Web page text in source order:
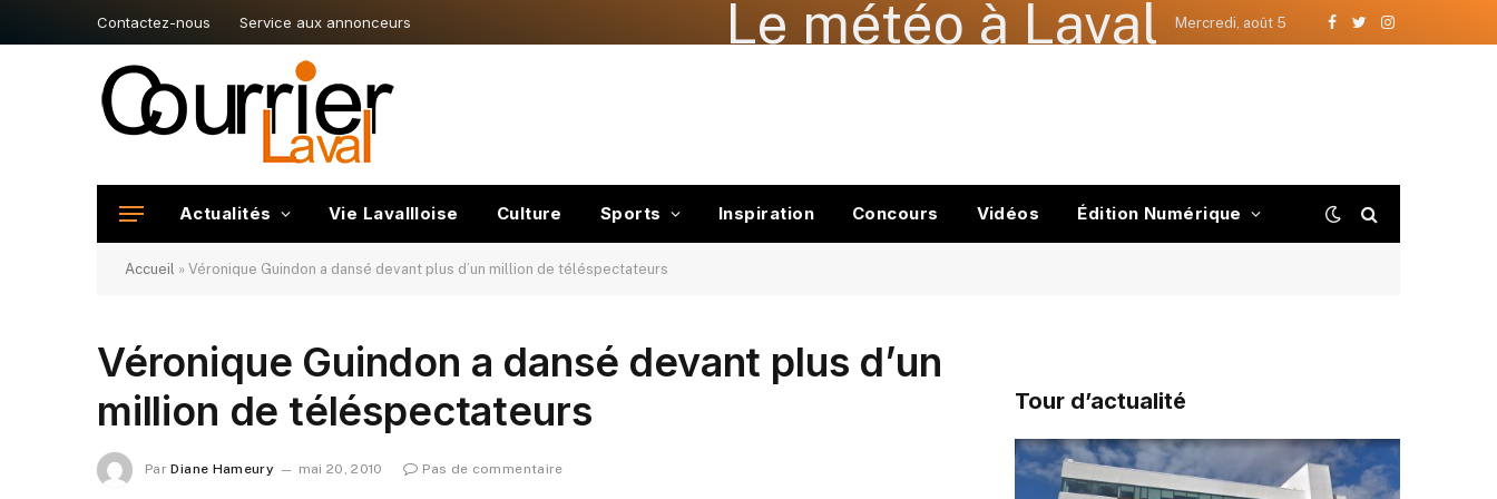
Contactez-nous Service aux annonceurs Le météo à Laval Mercredi, août 5
Facebook
TwitterInstagram
Actualités Vie Lavallloise Culture Sports Inspiration Concours Vidéos Édition Numérique
Accueil » Véronique Guindon a dansé devant plus d’un million de téléspectateurs
Véronique Guindon a dansé devant plus d’un
million de téléspectateurs
Par Diane Hameury mai 20, 2010 Pas de commentaire
Tour d’actualité